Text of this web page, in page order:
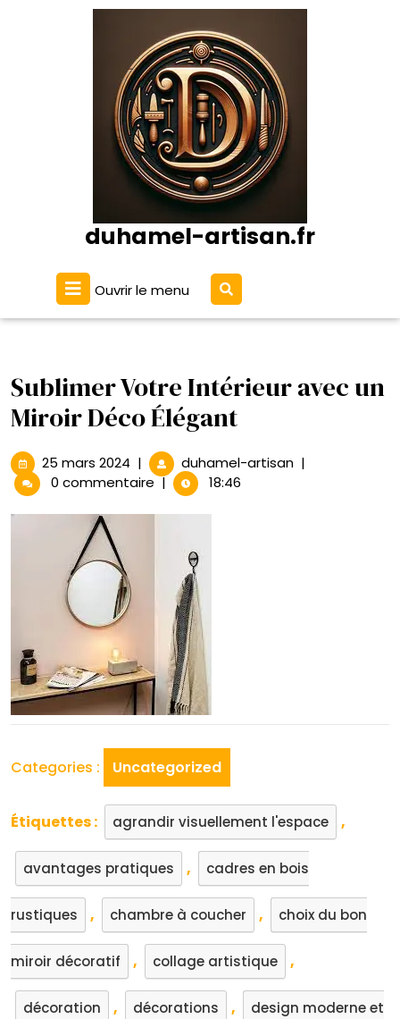
duhamel-artisan.fr
Ouvrir le menu Ouvrir
le
menu
Sublimer Votre Intérieur avec un
Miroir Déco Élégant
25 mars 2024 25
mars
| duhamel-artisanSublimer
|
0 commentaire | 18:46
Categories : Uncategorized
Étiquettes : agrandir visuellement l'espace ,
avantages pratiques , cadres en bois
rustiques , chambre à coucher , choix du bon
miroir décoratif , collage artistique ,
décoration , décorations , design moderne et